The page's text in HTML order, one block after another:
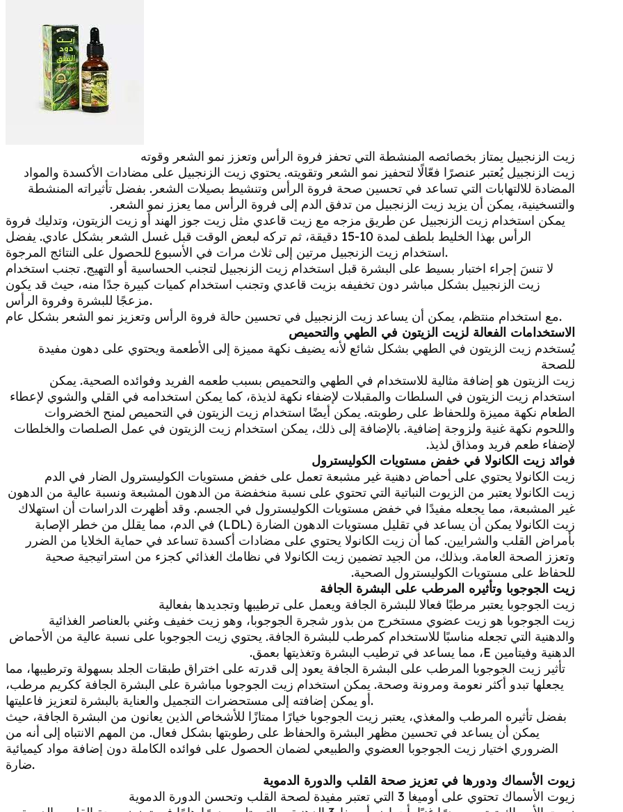
زيت الزنجبيل يمتاز بخصائصه المنشطة التي تحفز فروة الرأس وتعزز نمو الشعر وقوته
زيت الزنجبيل يُعتبر عنصرًا فعّالًا لتحفيز نمو الشعر وتقويته. يحتوي زيت الزنجبيل على مضادات الأكسدة والمواد
المضادة للالتهابات التي تساعد في تحسين صحة فروة الرأس وتنشيط بصيلات الشعر. بفضل تأثيراته المنشطة
والتسخينية، يمكن أن يزيد زيت الزنجبيل من تدفق الدم إلى فروة الرأس مما يعزز نمو الشعر.
يمكن استخدام زيت الزنجبيل عن طريق مزجه مع زيت قاعدي مثل زيت جوز الهند أو زيت الزيتون، وتدليك فروة
الرأس بهذا الخليط بلطف لمدة 10-15 دقيقة، ثم تركه لبعض الوقت قبل غسل الشعر بشكل عادي. يفضل
استخدام زيت الزنجبيل مرتين إلى ثلاث مرات في الأسبوع للحصول على النتائج المرجوة.
لا تنسَ إجراء اختبار بسيط على البشرة قبل استخدام زيت الزنجبيل لتجنب الحساسية أو التهيج. تجنب استخدام
زيت الزنجبيل بشكل مباشر دون تخفيفه بزيت قاعدي وتجنب استخدام كميات كبيرة جدًا منه، حيث قد يكون
مزعجًا للبشرة وفروة الرأس.
مع استخدام منتظم، يمكن أن يساعد زيت الزنجبيل في تحسين حالة فروة الرأس وتعزيز نمو الشعر بشكل عام.
الاستخدامات الفعالة لزيت الزيتون في الطهي والتحميص
يُستخدم زيت الزيتون في الطهي بشكل شائع لأنه يضيف نكهة مميزة إلى الأطعمة ويحتوي على دهون مفيدة
للصحة
زيت الزيتون هو إضافة مثالية للاستخدام في الطهي والتحميص بسبب طعمه الفريد وفوائده الصحية. يمكن
استخدام زيت الزيتون في السلطات والمقبلات لإضفاء نكهة لذيذة، كما يمكن استخدامه في القلي والشوي لإعطاء
الطعام نكهة مميزة وللحفاظ على رطوبته. يمكن أيضًا استخدام زيت الزيتون في التحميص لمنح الخضروات
واللحوم نكهة غنية ولزوجة إضافية. بالإضافة إلى ذلك، يمكن استخدام زيت الزيتون في عمل الصلصات والخلطات
لإضفاء طعم فريد ومذاق لذيذ.
فوائد زيت الكانولا في خفض مستويات الكوليسترول
زيت الكانولا يحتوي على أحماض دهنية غير مشبعة تعمل على خفض مستويات الكوليسترول الضار في الدم
زيت الكانولا يعتبر من الزيوت النباتية التي تحتوي على نسبة منخفضة من الدهون المشبعة ونسبة عالية من الدهون
غير المشبعة، مما يجعله مفيدًا في خفض مستويات الكوليسترول في الجسم. وقد أظهرت الدراسات أن استهلاك
زيت الكانولا يمكن أن يساعد في تقليل مستويات الدهون الضارة (LDL) في الدم، مما يقلل من خطر الإصابة
بأمراض القلب والشرايين. كما أن زيت الكانولا يحتوي على مضادات أكسدة تساعد في حماية الخلايا من الضرر
وتعزز الصحة العامة. وبذلك، من الجيد تضمين زيت الكانولا في نظامك الغذائي كجزء من استراتيجية صحية
للحفاظ على مستويات الكوليسترول الصحية.
زيت الجوجوبا وتأثيره المرطب على البشرة الجافة
زيت الجوجوبا يعتبر مرطبًا فعالا للبشرة الجافة ويعمل على ترطيبها وتجديدها بفعالية
زيت الجوجوبا هو زيت عضوي مستخرج من بذور شجرة الجوجوبا، وهو زيت خفيف وغني بالعناصر الغذائية
والدهنية التي تجعله مناسبًا للاستخدام كمرطب للبشرة الجافة. يحتوي زيت الجوجوبا على نسبة عالية من الأحماض
الدهنية وفيتامين E، مما يساعد في ترطيب البشرة وتغذيتها بعمق.
تأثير زيت الجوجوبا المرطب على البشرة الجافة يعود إلى قدرته على اختراق طبقات الجلد بسهولة وترطيبها، مما
يجعلها تبدو أكثر نعومة ومرونة وصحة. يمكن استخدام زيت الجوجوبا مباشرة على البشرة الجافة ككريم مرطب،
أو يمكن إضافته إلى مستحضرات التجميل والعناية بالبشرة لتعزيز فاعليتها.
بفضل تأثيره المرطب والمغذي، يعتبر زيت الجوجوبا خيارًا ممتازًا للأشخاص الذين يعانون من البشرة الجافة، حيث
يمكن أن يساعد في تحسين مظهر البشرة والحفاظ على رطوبتها بشكل فعال. من المهم الانتباه إلى أنه من
الضروري اختيار زيت الجوجوبا العضوي والطبيعي لضمان الحصول على فوائده الكاملة دون إضافة مواد كيميائية
ضارة.
زيوت الأسماك ودورها في تعزيز صحة القلب والدورة الدموية
زيوت الأسماك تحتوي على أوميغا 3 التي تعتبر مفيدة لصحة القلب وتحسن الدورة الدموية